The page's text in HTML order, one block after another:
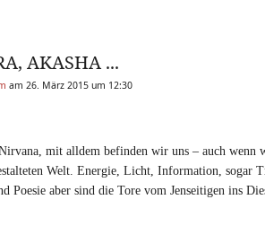
AKASHA ...
am 26. März 2015 um 12:30
mit alldem befinden wir uns – auch
Welt. Energie, Licht, Information, sogar
Poesie aber sind die Tore vom Jenseitigen ins